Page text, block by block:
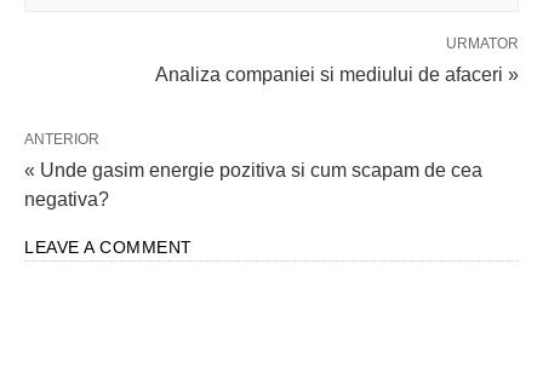
URMATOR
Analiza companiei si mediului de afaceri »
ANTERIOR
« Unde gasim energie pozitiva si cum scapam de cea
negativa?
LEAVE A COMMENT